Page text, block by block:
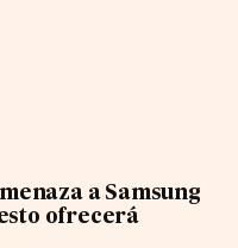
a Samsung
ofrecerá